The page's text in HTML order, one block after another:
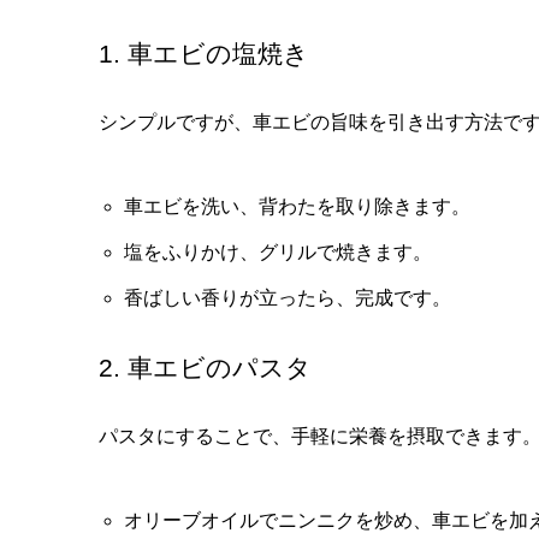
1. 車エビの塩焼き
シンプルですが、車エビの旨味を引き出す方法です
車エビを洗い、背わたを取り除きます。
塩をふりかけ、グリルで焼きます。
香ばしい香りが立ったら、完成です。
2. 車エビのパスタ
パスタにすることで、手軽に栄養を摂取できます。
オリーブオイルでニンニクを炒め、車エビを加